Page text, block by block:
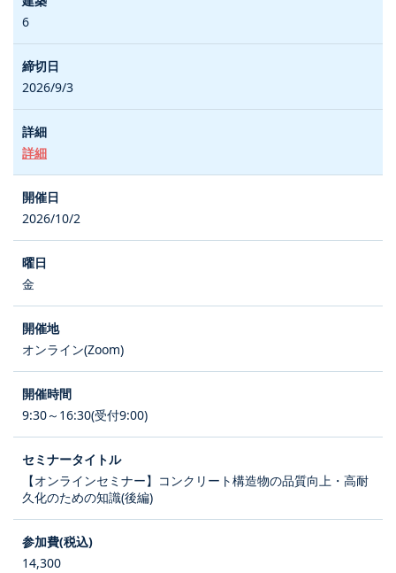
6
2026/9/3
詳細
2026/10/2
金
オンライン(Zoom)
9:30～16:30(受付9:00)
【オンラインセミナー】コンクリート構造物の品質向上・高耐
久化のための知識(後編)
14,300